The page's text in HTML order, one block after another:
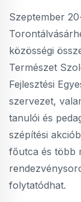
Szeptember
közösségi
Természet
Fejlesztési
szervezet,
tanulói és
szépítési
főutca és több
folytatódhat.